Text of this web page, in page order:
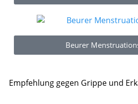
Beurer
Empfehlung gegen Grippe und